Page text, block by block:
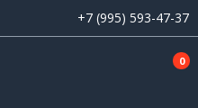
+7 (995) 593-47-37
0